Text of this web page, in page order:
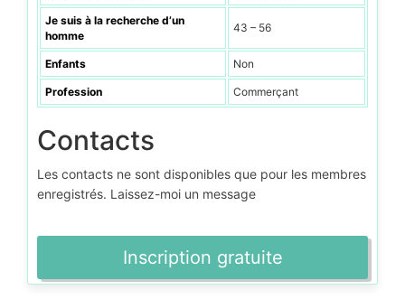
Je suis à la recherche d’un
homme
43 – 56
Enfants Non
Profession Commerçant
Contacts
Les contacts ne sont disponibles que pour les membres
enregistrés. Laissez-moi un message
Inscription gratuite